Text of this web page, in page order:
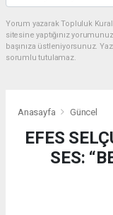
Yorum yazarak Topluluk
sitesine yaptığınız
başınıza üstleniyorsunuz.
sorumlu tutulamaz.
Anasayfa Güncel
EFES
SES: